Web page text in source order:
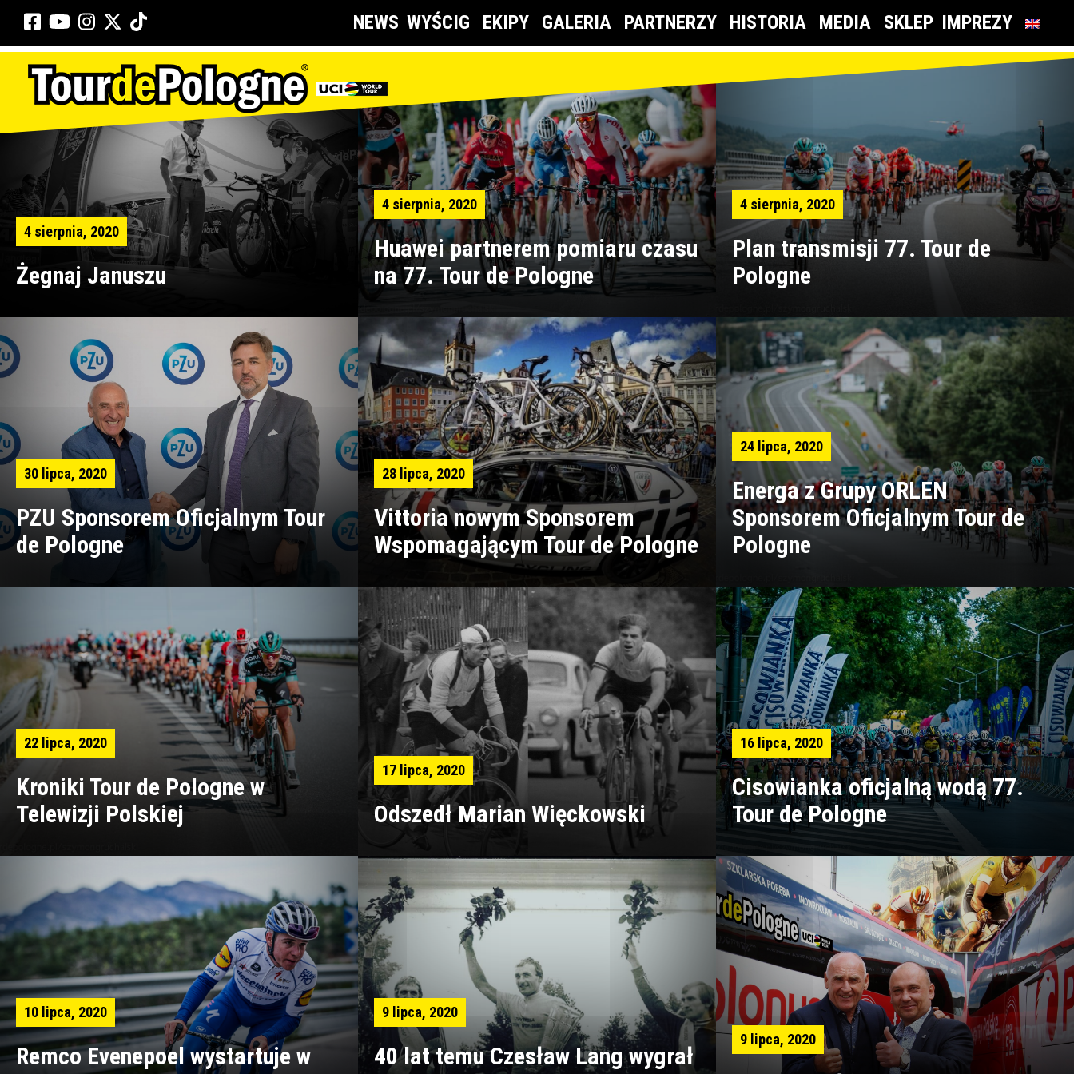
NEWS WYŚCIG EKIPY GALERIA PARTNERZY HISTORIA MEDIA SKLEP IMPREZY
4 sierpnia, 2020
Żegnaj Januszu
4 sierpnia, 2020
Huawei partnerem pomiaru czasu
na 77. Tour de Pologne
4 sierpnia, 2020
Plan transmisji 77. Tour de
Pologne
30 lipca, 2020
PZU Sponsorem Oficjalnym Tour
de Pologne
28 lipca, 2020
Vittoria nowym Sponsorem
Wspomagającym Tour de Pologne
24 lipca, 2020
Energa z Grupy ORLEN
Sponsorem Oficjalnym Tour de
Pologne
22 lipca, 2020
Kroniki Tour de Pologne w
Telewizji Polskiej
17 lipca, 2020
Odszedł Marian Więckowski
16 lipca, 2020
Cisowianka oficjalną wodą 77.
Tour de Pologne
10 lipca, 2020
Remco Evenepoel wystartuje w
9 lipca, 2020
40 lat temu Czesław Lang wygrał
9 lipca, 2020